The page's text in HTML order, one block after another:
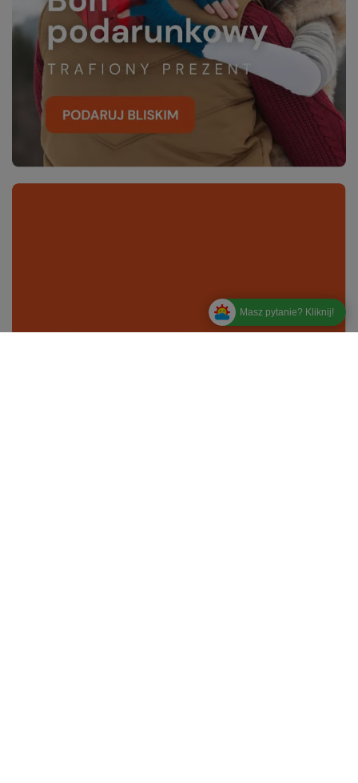
Masz pytanie? Kliknij!